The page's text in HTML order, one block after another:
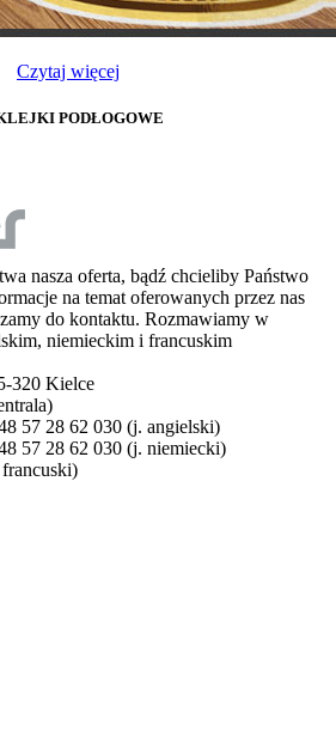
Czytaj więcej
PODŁOGOWE
nasza oferta, bądź chcieliby Państwo
na temat oferowanych przez nas
do kontaktu. Rozmawiamy w
niemieckim i francuskim
320 Kielce
57 28 62 030 (j. angielski)
57 28 62 030 (j. niemiecki)